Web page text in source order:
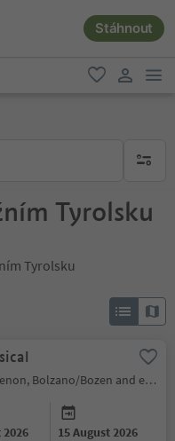
Stáhnout
oblíbené
brak
Tyrolsku
Tyrolsku
Ritten/Renon, Bolzano/Bozen and environs
2026 15 August 2026